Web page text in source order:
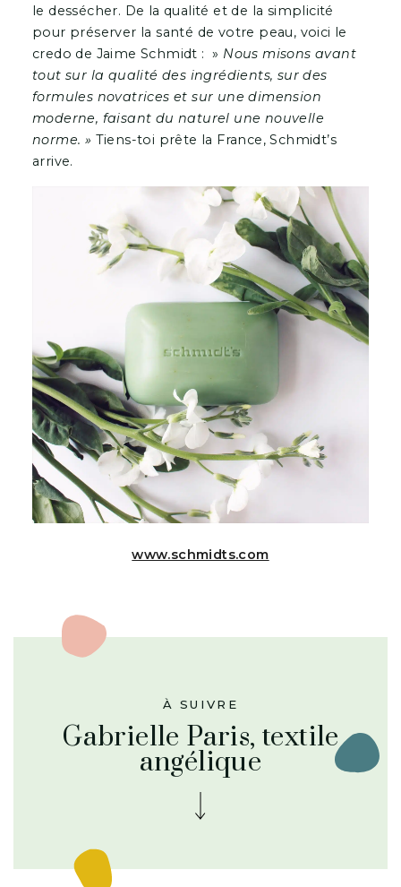
le dessécher. De la qualité et de la simplicité
pour préserver la santé de votre peau, voici le
credo de Jaime Schmidt : » Nous misons avant
tout sur la qualité des ingrédients, sur des
formules novatrices et sur une dimension
moderne, faisant du naturel une nouvelle
norme. » Tiens-toi prête la France, Schmidt’s
arrive.
www.schmidts.com
À SUIVRE
Gabrielle Paris, textile
angélique